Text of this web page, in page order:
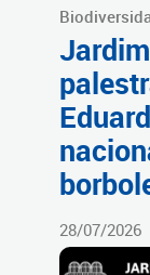
28/07/2026